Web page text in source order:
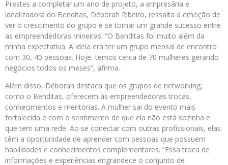
Prestes a completar um ano de projeto, a empresária e
idealizadora do Benditas, Déborah Ribeiro, ressalta a emoção de
ver o crescimento do grupo e se tornar um grande sucesso entre
as empreendedoras mineiras. “O Benditas foi muito além da
minha expectativa. A ideia era ter um grupo mensal de encontro
com 30, 40 pessoas. Hoje, temos cerca de 70 mulheres gerando
negócios todos os meses”, afirma.
Além disso, Déborah destaca que os grupos de networking,
como o Benditas, oferecem às empreendedoras trocas,
conhecimentos e mentorias. A mulher sai do evento mais
fortalecida e com o sentimento de que ela não está sozinha e
que tem uma rede. Ao se conectar com outras profissionais, elas
têm a oportunidade de aprender com pessoas que possuem
habilidades e conhecimentos complementares. “Essa troca de
informações e experiências engrandece o conjunto de